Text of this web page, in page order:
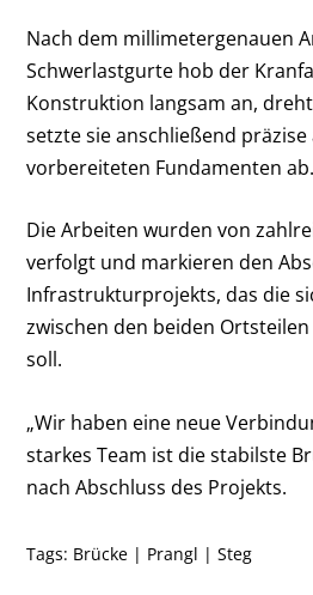
Nach dem millimetergenauen
Schwerlastgurte hob der
Konstruktion langsam an,
setzte sie anschließend präzise
vorbereiteten Fundamenten ab.
Die Arbeiten wurden von
verfolgt und markieren den
Infrastrukturprojekts, das die
zwischen den beiden
soll.
„Wir haben eine neue
starkes Team ist die stabilste
nach Abschluss des Projekts.
Tags: Brücke | Prangl |Steg